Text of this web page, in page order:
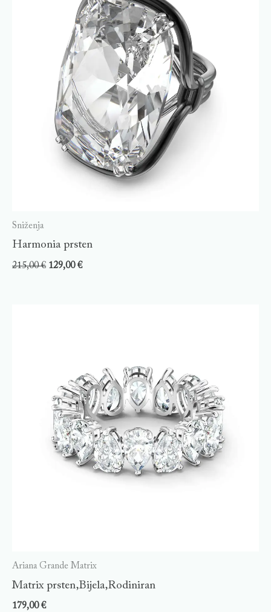
Sniženja
Harmonia prsten
215,00€ 129,00€
Ariana Grande Matrix
Matrix prsten,Bijela,Rodiniran
179,00€